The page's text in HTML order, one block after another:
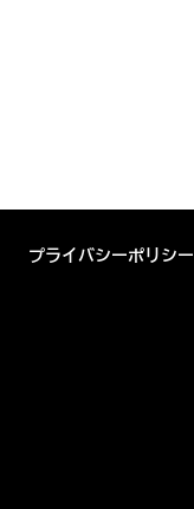
プライバシーポリシー